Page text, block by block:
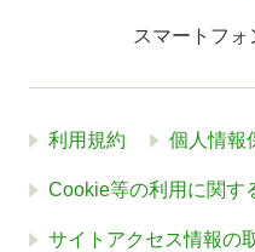
スマートフォ
利用規約 個人情報
Cookie等の利用に関す
サイトアクセス情報の